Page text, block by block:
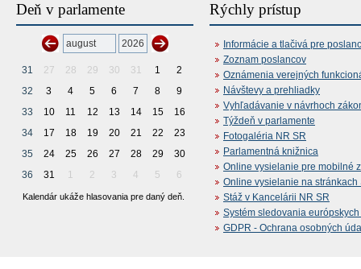
Deň v parlamente
31 27 28 29 30 31 1
2
32
3 4 5 6 7 8
9
33
10 11 12 13 14 15
16
34
17 18 19 20 21 22
23
35
24 25 26 27 28 29
30
36
31 1 2 3 4 5 6
Kalendár ukáže hlasovania pre daný deň.
Rýchly prístup
Informácie a tlačivá pre
Zoznam poslancov
Oznámenia verejných
Návštevy a prehliadky
Vyhľadávanie v návrhoch
Týždeň v parlamente
Fotogaléria NR SR
Parlamentná knižnica
Online vysielanie pre mobilné
Online vysielanie na stránkach
Stáž v Kancelárii NR SR
Systém sledovania
GDPR - Ochrana osobných